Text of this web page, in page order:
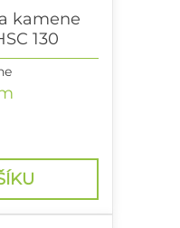
kamene
130